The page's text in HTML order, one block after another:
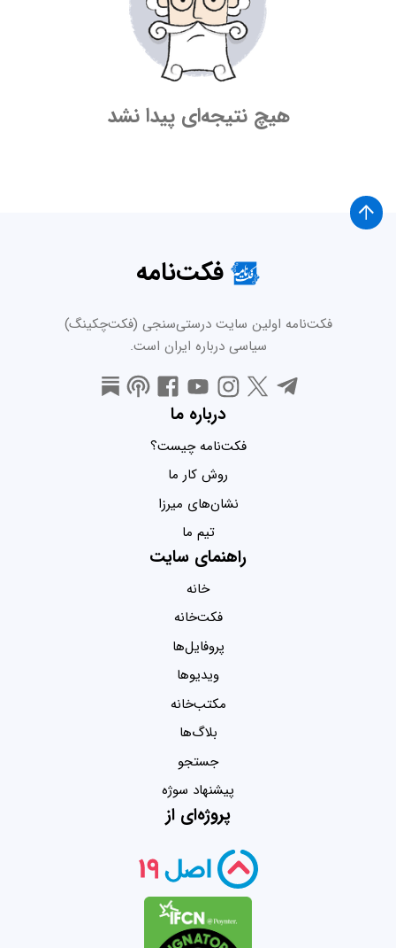
هیچ نتیجه‌ای پیدا نشد
فکت‌نامه
فکت‌نامه اولین سایت درستی‌سنجی (فکت‌چکینگ)
سیاسی درباره ایران است.
درباره ما
فکت‌نامه چیست؟
روش کار ما
نشان‌های میرزا
تیم ما
راهنمای سایت
خانه
فکت‌خانه
پروفایل‌ها
ویدیو‌ها
مکتب‌خانه
بلاگ‌ها
جستجو
پیشنهاد سوژه
پروژه‌ای از